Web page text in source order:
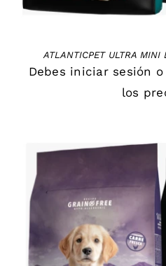
ATLANTICPET ULTRA MINI
Debes iniciar sesión o
los